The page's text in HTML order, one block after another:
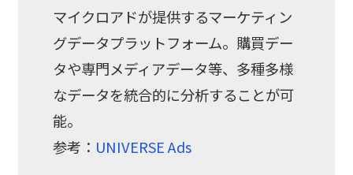
マイクロアドが提供するマーケティン
グデータプラットフォーム。購買デー
タや専門メディアデータ等、多種多様
なデータを統合的に分析することが可
能。
参考： UNIVERSE Ads